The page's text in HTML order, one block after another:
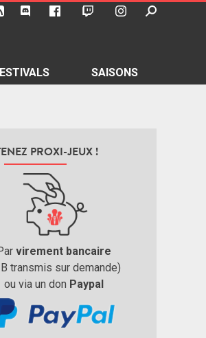
SAISONS
PROXI-JEUX !
virement bancaire
transmis sur demande)
ou via un don Paypal